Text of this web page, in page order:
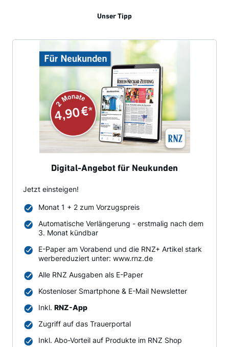
Unser Tipp
Digital-Angebot für Neukunden
Jetzt einsteigen!
Monat 1 + 2 zum Vorzugspreis
Automatische Verlängerung - erstmalig nach dem
3. Monat kündbar
E-Paper am Vorabend und die RNZ+ Artikel stark
werbereduziert unter: www.rnz.de
Alle RNZ Ausgaben als E-Paper
Kostenloser Smartphone & E-Mail Newsletter
Inkl. RNZ-App
Zugriff auf das Trauerportal
Inkl. Abo-Vorteil auf Produkte im RNZ Shop